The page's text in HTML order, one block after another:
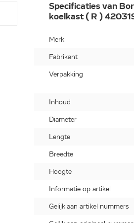
Specificaties van
koelkast ( R )
Merk
Fabrikant
Verpakking
Inhoud
Diameter
Lengte
Breedte
Hoogte
Informatie op artikel
Gelijk aan artikel nummers